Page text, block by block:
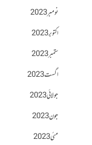
نومبر 2023
اکتوبر 2023
ستمبر 2023
اگست 2023
جولائی 2023
جون 2023
مئی 2023